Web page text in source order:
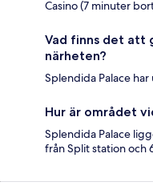
Casino (7 minuter
Vad finns det att
närheten?
Splendida Palace
Hur är området
Splendida Palace
från Split station och